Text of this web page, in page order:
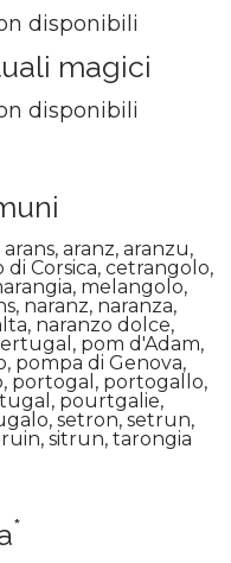
disponibili
magici
disponibili
aranz, aranzu,
Corsica, cetrangolo,
melangolo,
naranz, naranza,
naranzo dolce,
pom d'Adam,
pompa di Genova,
portogal, portogallo,
pourtgalie,
setron, setrun,
sitrun, tarongia
*